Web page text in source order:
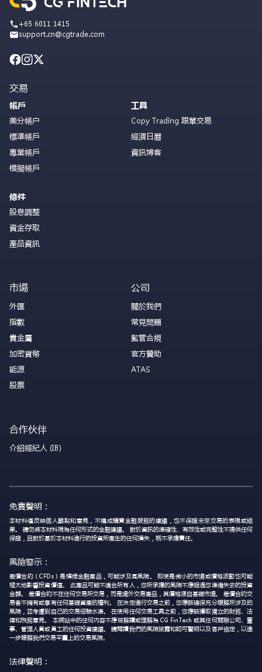
+65 6011 1415
support.cn@cgtrade.com
交易
帳戶
美分帳户
標準帳戶
專業帳戶
模擬帳戶
條件
股息調整
資金存取
產品資訊
工具
Copy Trading 跟單交易
經濟日曆
資訊博客
市場
外匯
指數
貴金屬
加密貨幣
能源
股票
公司
關於我們
常見問題
監管合規
官方贊助
ATAS
合作伙伴
介紹經紀人 (IB)
免責聲明：
本材料僅反映個人觀點和意見，不構成購買金融服務的建議，也不保證未來交易的表現或結
果。 請勿將本材料視為任何形式的金融建議。 對於資訊的準確性、有效性或完整性不提供任何
保證，且對於基於本材料進行的投資所產生的任何損失，概不承擔責任。
風險警示：
差價合約（CFDs）是槓桿金融產品，可能涉及高風險。 即使是微小的市場或價格波動也可能
極大地影響投資價值。 此產品可能不適合所有人，您所承擔的風險不應超過您準備失去的投資
金額。 差價合約不在任何交易所交易，而是場外交易產品，其價格源自基礎市場。 差價合約交
易者不擁有或享有任何基礎資產的權利。 在決定進行交易之前，您應該確保充分瞭解所涉及的
風險，並考慮到自己的交易經驗水準。 在使用任何交易工具之前，您應該獲取獨立的財務、法
律和稅務意見。 本網站中的任何內容不應被解讀或理解為 CG FinTech 或其任何關聯公司、董
事、管理人員或員工的任何投資建議。 請閱讀我們的風險披露和認可聲明以及客戶協定，以進
一步瞭解我們交易平臺上的交易風險。
法律聲明：